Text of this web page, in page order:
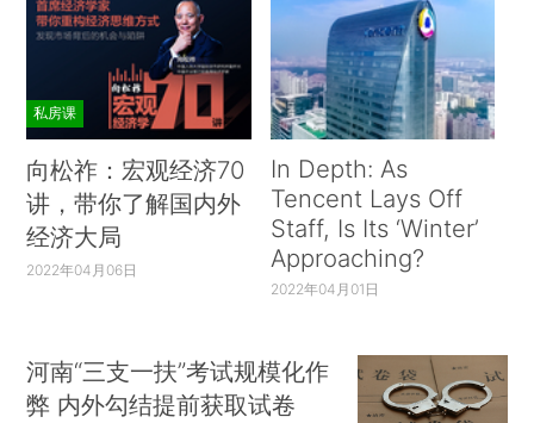
私房课
向松祚：宏观经济70
讲，带你了解国内外
经济大局
2022年04月06日
In Depth: As
Tencent Lays Off
Staff, Is Its ‘Winter’
Approaching?
2022年04月01日
河南“三支一扶”考试规模化作
弊 内外勾结提前获取试卷